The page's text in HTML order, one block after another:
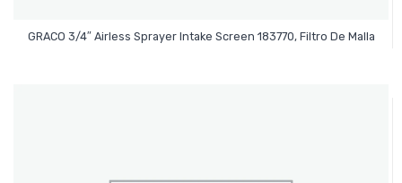
GRACO 3/4″ Airless Sprayer Intake Screen 183770, Filtro De Malla